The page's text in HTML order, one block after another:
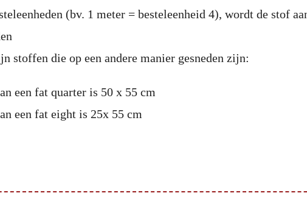
(bv. 1 meter = besteleenheid 4), wordt de stof
stoffen die op een andere manier gesneden zijn:
een fat quarter is 50 x 55 cm
een fat eight is 25x 55 cm